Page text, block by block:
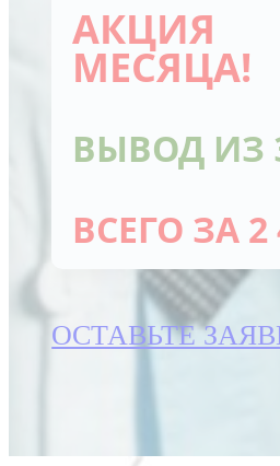
АКЦИЯ
МЕСЯЦА!
ВЫВОД ИЗ
ВСЕГО ЗА 2
ОСТАВЬТЕ